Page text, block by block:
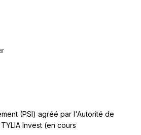
(PSI) agréé par l'Autorité de
Invest (en cours